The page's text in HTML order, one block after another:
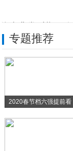
康立明生物旗下
「网易云音乐」
专题推荐
2020春节档六强提前看